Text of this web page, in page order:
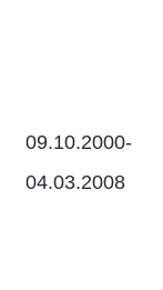
09.10.2000-
04.03.2008